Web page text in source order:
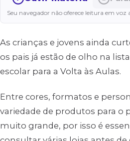
Seu navegador não oferece leitura em voz
As crianças e jovens ainda
os pais já estão de olho na
escolar para a Volta às Aulas.
Entre cores, formatos e
variedade de produtos para o
muito grande, por isso é